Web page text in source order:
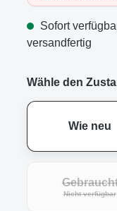
Sofort
versandfertig
Wähle den
Wie neu
Nicht verfügbar